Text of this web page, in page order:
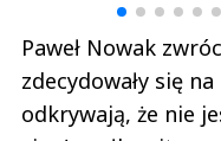
Paweł Nowak
zdecydowały się
odkrywają, że nie